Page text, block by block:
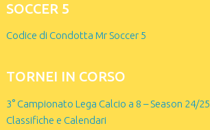
SOCCER 5
Codice di Condotta Mr Soccer 5
TORNEI IN CORSO
3° Campionato Lega Calcio a 8 – Season 24/25
Classifiche e Calendari